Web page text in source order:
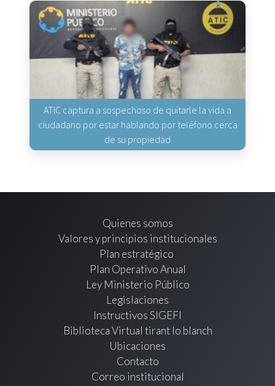
ATIC captura a sospechoso de quitarle la vida a
ciudadano por estar hablando por teléfono cerca
de su propiedad
Quienes somos
Valores y principios institucionales
Plan estratégico
Plan Operativo Anual
Ley Ministerio Público
Legislaciones
Instructivos SIGEFI
Biblioteca Virtual tirant lo blanch
Ubicaciones
Contacto
Correo institucional